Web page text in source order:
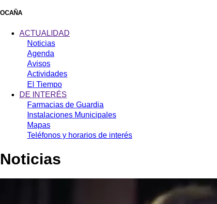
enlaces
de
ayuda
navegación
OCAÑA
ACTUALIDAD
Noticias
Agenda
Avisos
Actividades
El Tiempo
DE INTERÉS
Farmacias de Guardia
Instalaciones Municipales
Mapas
Teléfonos y horarios de interés
Noticias